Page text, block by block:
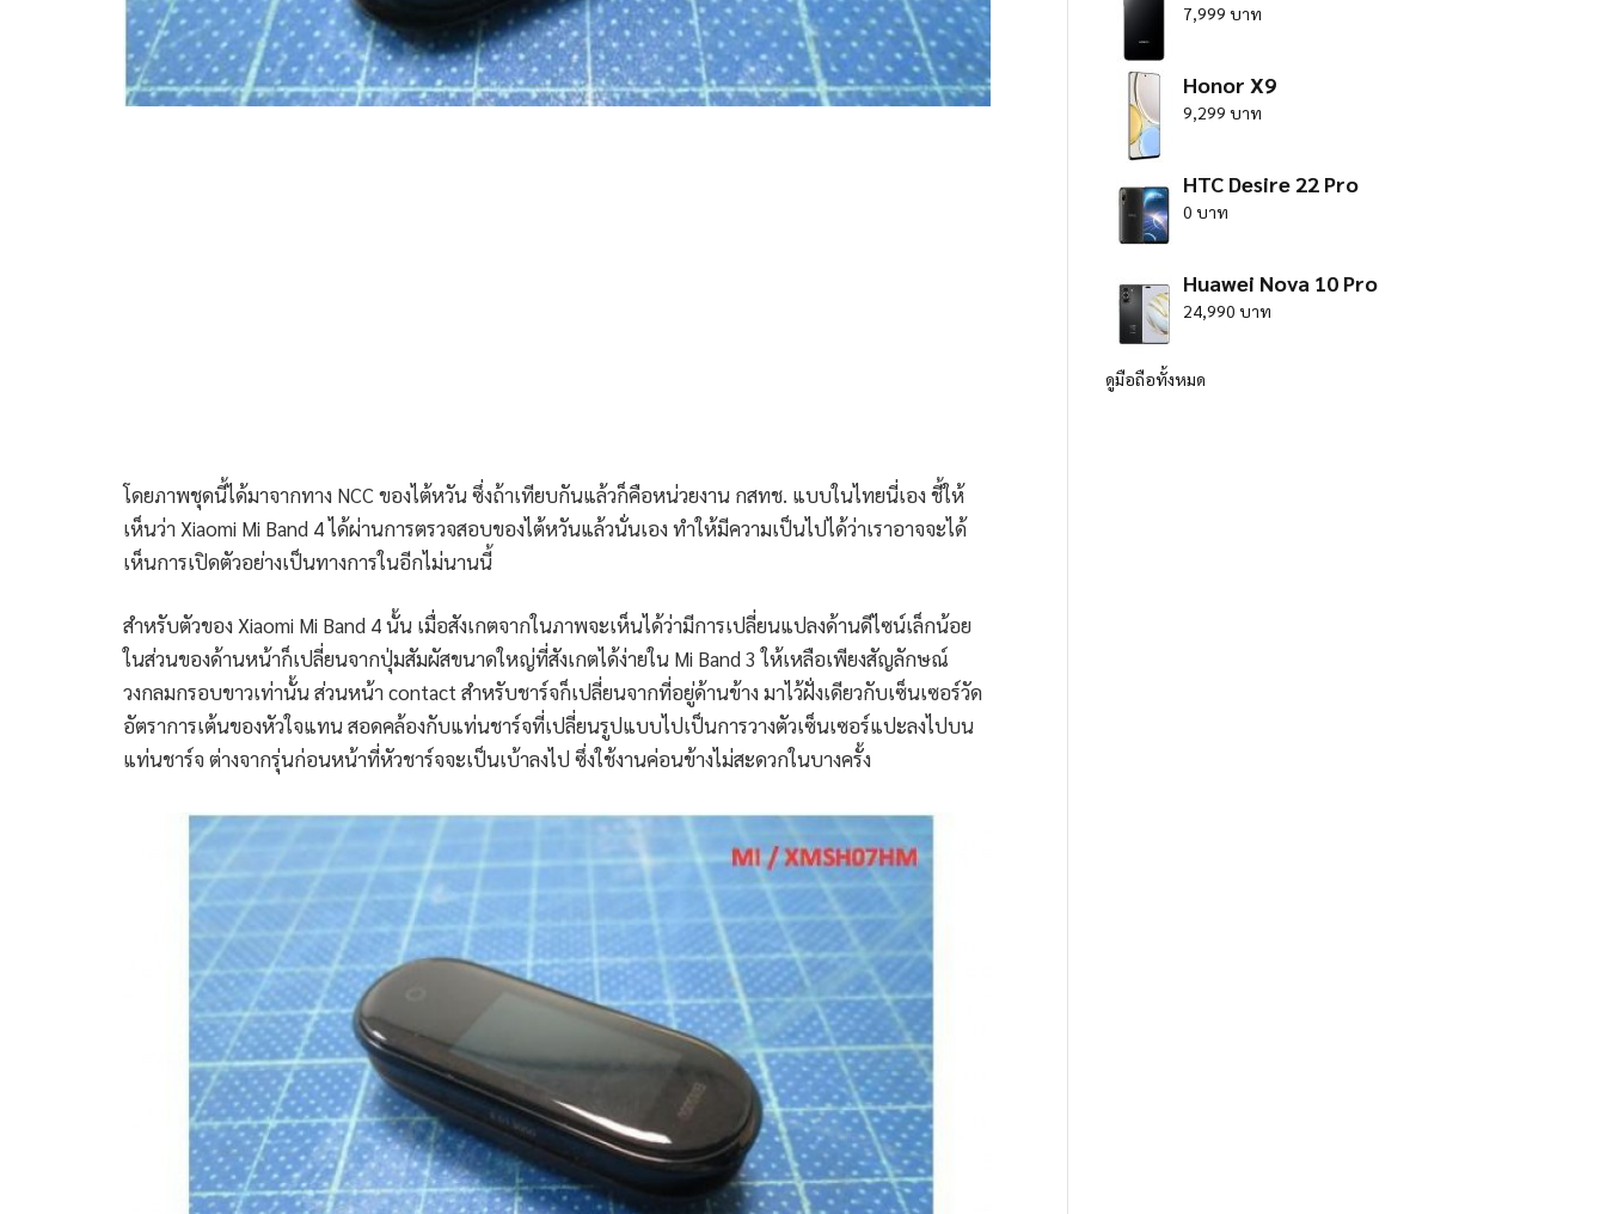
โดยภาพชุดนี้ได้มาจากทาง NCC ของไต้หวัน ซึ่งถ้าเทียบกันแล้วก็คือหน่วยงาน กสทช. แบบในไทยนี่เอง ชี้ให้
เห็นว่า Xiaomi Mi Band 4 ได้ผ่านการตรวจสอบของไต้หวันแล้วนั่นเอง ทำให้มีความเป็นไปได้ว่าเราอาจจะได้
เห็นการเปิดตัวอย่างเป็นทางการในอีกไม่นานนี้
สำหรับตัวของ Xiaomi Mi Band 4 นั้น เมื่อสังเกตจากในภาพจะเห็นได้ว่ามีการเปลี่ยนแปลงด้านดีไซน์เล็กน้อย
ในส่วนของด้านหน้าก็เปลี่ยนจากปุ่มสัมผัสขนาดใหญ่ที่สังเกตได้ง่ายใน Mi Band 3 ให้เหลือเพียงสัญลักษณ์
วงกลมกรอบขาวเท่านั้น ส่วนหน้า contact สำหรับชาร์จก็เปลี่ยนจากที่อยู่ด้านข้าง มาไว้ฝั่งเดียวกับเซ็นเซอร์วัด
อัตราการเต้นของหัวใจแทน สอดคล้องกับแท่นชาร์จที่เปลี่ยนรูปแบบไปเป็นการวางตัวเซ็นเซอร์แปะลงไปบน
แท่นชาร์จ ต่างจากรุ่นก่อนหน้าที่หัวชาร์จจะเป็นเบ้าลงไป ซึ่งใช้งานค่อนข้างไม่สะดวกในบางครั้ง
7,999 บาท
Honor X9
9,299 บาท
HTC Desire 22 Pro
0 บาท
Huawei Nova 10 Pro
24,990 บาท
ดูมือถือทั้งหมด